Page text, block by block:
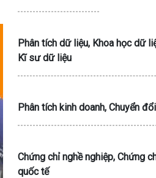
Phân tích dữ liệu, Khoa học dữ
Kĩ sư dữ liệu
Phân tích kinh doanh, Chuyển
Chứng chỉ nghề nghiệp, Chứng
quốc tế